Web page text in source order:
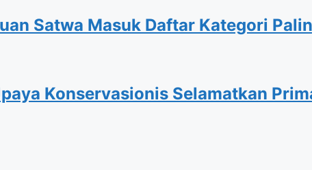
Satwa Masuk Daftar Kategori
Konservasionis Selamatkan